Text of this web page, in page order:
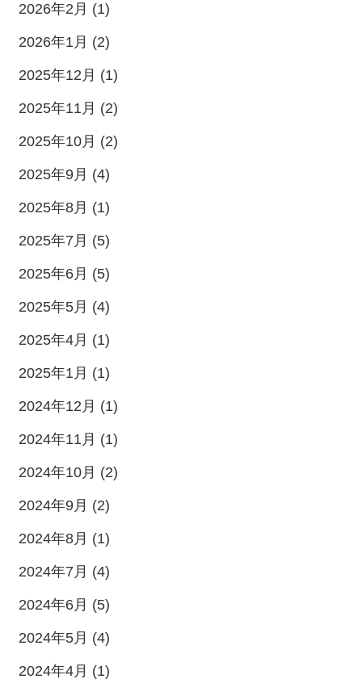
2026年2月 (1)
2026年1月 (2)
2025年12月 (1)
2025年11月 (2)
2025年10月 (2)
2025年9月 (4)
2025年8月 (1)
2025年7月 (5)
2025年6月 (5)
2025年5月 (4)
2025年4月 (1)
2025年1月 (1)
2024年12月 (1)
2024年11月 (1)
2024年10月 (2)
2024年9月 (2)
2024年8月 (1)
2024年7月 (4)
2024年6月 (5)
2024年5月 (4)
2024年4月 (1)